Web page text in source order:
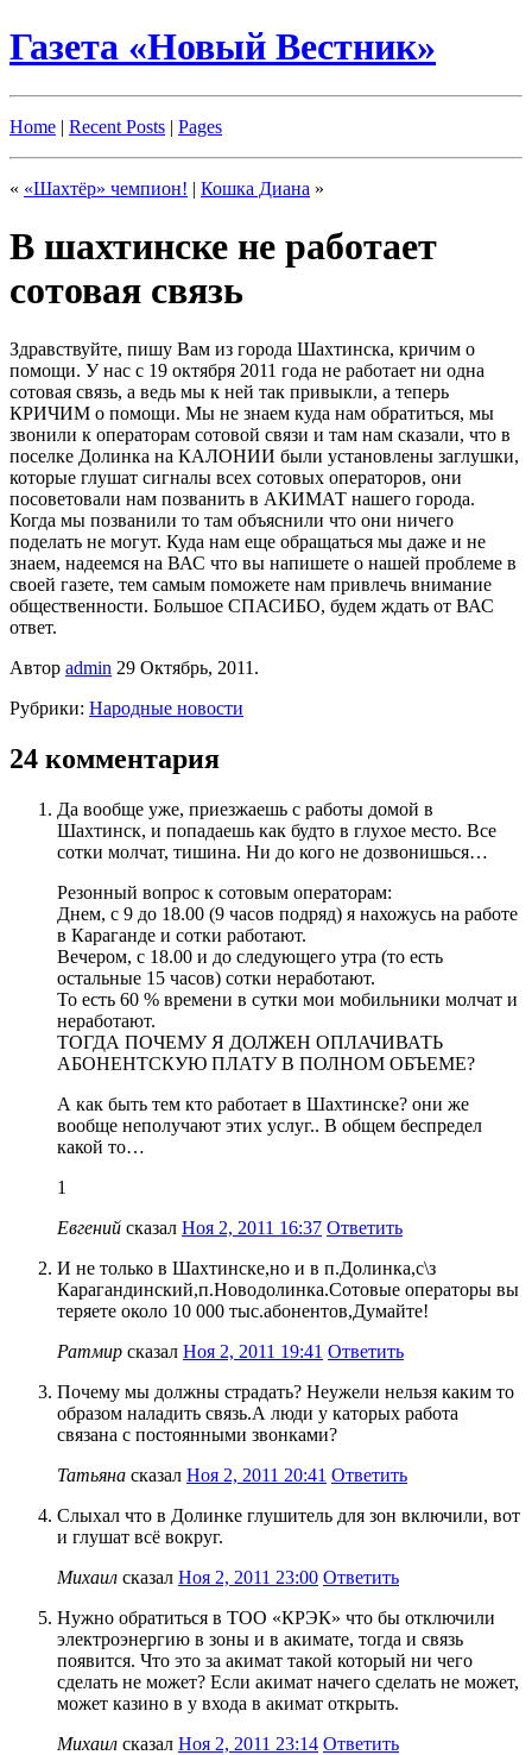
Газета «Новый Вестник»
Home | Recent Posts | Pages
« «Шахтёр» чемпион! | Кошка Диана »
В шахтинске не работает
сотовая связь
Здравствуйте, пишу Вам из города Шахтинска, кричим о
помощи. У нас с 19 октября 2011 года не работает ни одна
сотовая связь, а ведь мы к ней так привыкли, а теперь
КРИЧИМ о помощи. Мы не знаем куда нам обратиться, мы
звонили к операторам сотовой связи и там нам сказали, что в
поселке Долинка на КАЛОНИИ были установлены заглушки,
которые глушат сигналы всех сотовых операторов, они
посоветовали нам позванить в АКИМАТ нашего города.
Когда мы позванили то там объяснили что они ничего
поделать не могут. Куда нам еще обращаться мы даже и не
знаем, надеемся на ВАС что вы напишете о нашей проблеме в
своей газете, тем самым поможете нам привлечь внимание
общественности. Большое СПАСИБО, будем ждать от ВАС
ответ.
Автор admin 29 Октябрь, 2011.
Рубрики: Народные новости
24 комментария
Да вообще уже, приезжаешь с работы домой в
Шахтинск, и попадаешь как будто в глухое место. Все
сотки молчат, тишина. Ни до кого не дозвонишься…
Резонный вопрос к сотовым операторам:
Днем, с 9 до 18.00 (9 часов подряд) я нахожусь на работе
в Караганде и сотки работают.
Вечером, с 18.00 и до следующего утра (то есть
остальные 15 часов) сотки неработают.
То есть 60 % времени в сутки мои мобильники молчат и
неработают.
ТОГДА ПОЧЕМУ Я ДОЛЖЕН ОПЛАЧИВАТЬ
АБОНЕНТСКУЮ ПЛАТУ В ПОЛНОМ ОБЪЕМЕ?
А как быть тем кто работает в Шахтинске? они же
вообще неполучают этих услуг.. В общем беспредел
какой то…
1
Евгений сказал Ноя 2, 2011 16:37 Ответить
И не только в Шахтинске,но и в п.Долинка,с\з
Карагандинский,п.Новодолинка.Сотовые операторы вы
теряете около 10 000 тыс.абонентов,Думайте!
Ратмир сказал Ноя 2, 2011 19:41 Ответить
Почему мы должны страдать? Неужели нельзя каким то
образом наладить связь.А люди у каторых работа
связана с постоянными звонками?
Татьяна сказал Ноя 2, 2011 20:41 Ответить
Слыхал что в Долинке глушитель для зон включили, вот
и глушат всё вокруг.
Михаил сказал Ноя 2, 2011 23:00 Ответить
Нужно обратиться в ТОО «КРЭК» что бы отключили
электроэнергию в зоны и в акимате, тогда и связь
появится. Что это за акимат такой который ни чего
сделать не может? Если акимат начего сделать не может,
может казино в у входа в акимат открыть.
Михаил сказал Ноя 2, 2011 23:14 Ответить